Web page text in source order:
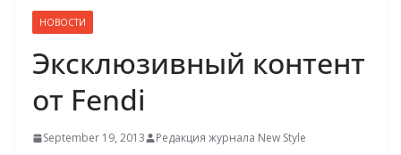
НОВОСТИ
Эксклюзивный контент
от Fendi
September 19, 2013 Редакция журнала New Style